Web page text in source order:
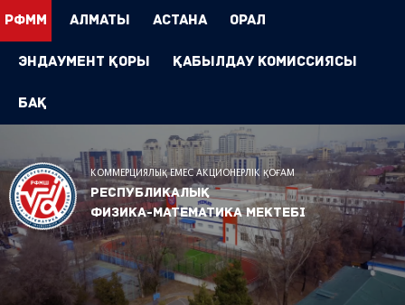
РФММ Алматы Астана Орал
Эндаумент Қоры Қабылдау комиссиясы
БАҚ
КОММЕРЦИЯЛЫҚ ЕМЕС АКЦИОНЕРЛІК ҚОҒАМ
Республикалық
физика-математика мектебі